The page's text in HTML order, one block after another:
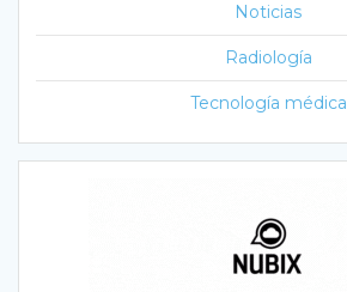
Noticias
Radiología
Tecnología médica